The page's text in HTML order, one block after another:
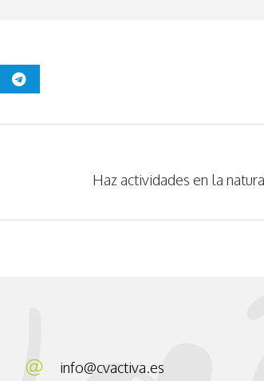
Haz actividades en la
info@cvactiva.es